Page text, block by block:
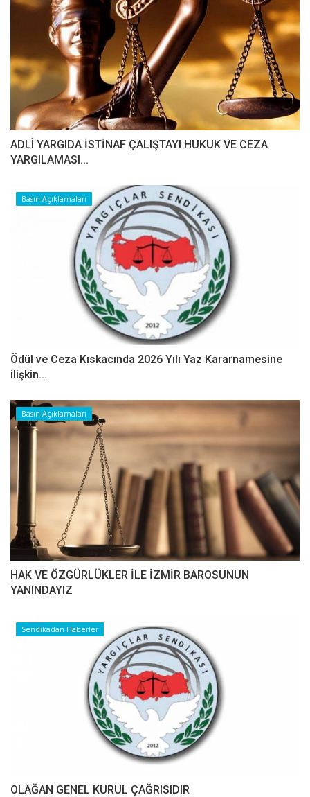
ADLÎ YARGIDA İSTİNAF ÇALIŞTAYI HUKUK VE CEZA
YARGILAMASI...
Basın Açıklamaları
Ödül ve Ceza Kıskacında 2026 Yılı Yaz Kararnamesine
ilişkin...
Basın Açıklamaları
HAK VE ÖZGÜRLÜKLER İLE İZMİR BAROSUNUN
YANINDAYIZ
Sendikadan Haberler
OLAĞAN GENEL KURUL ÇAĞRISIDIR